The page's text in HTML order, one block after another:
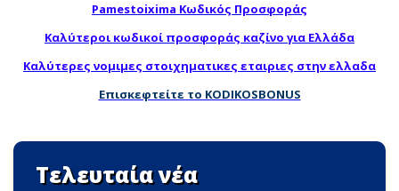
Pamestoixima Κωδικός Προσφοράς
Καλύτεροι κωδικοί προσφοράς καζίνο για Ελλάδα
Καλύτερες νομιμες στοιχηματικες εταιριες στην ελλαδα
Επισκεφτείτε το KODIKOSBONUS
Τελευταία νέα